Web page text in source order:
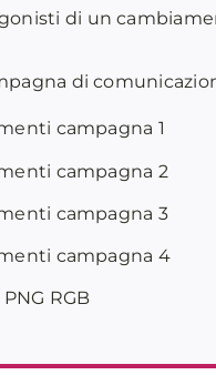
di un
di
campagna 1
campagna 2
campagna 3
campagna 4
RGB